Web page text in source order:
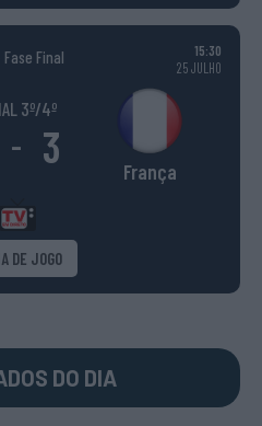
Fase Final
15:30
25 JULHO
3º/4º
- 3 França
DE JOGO
DO DIA